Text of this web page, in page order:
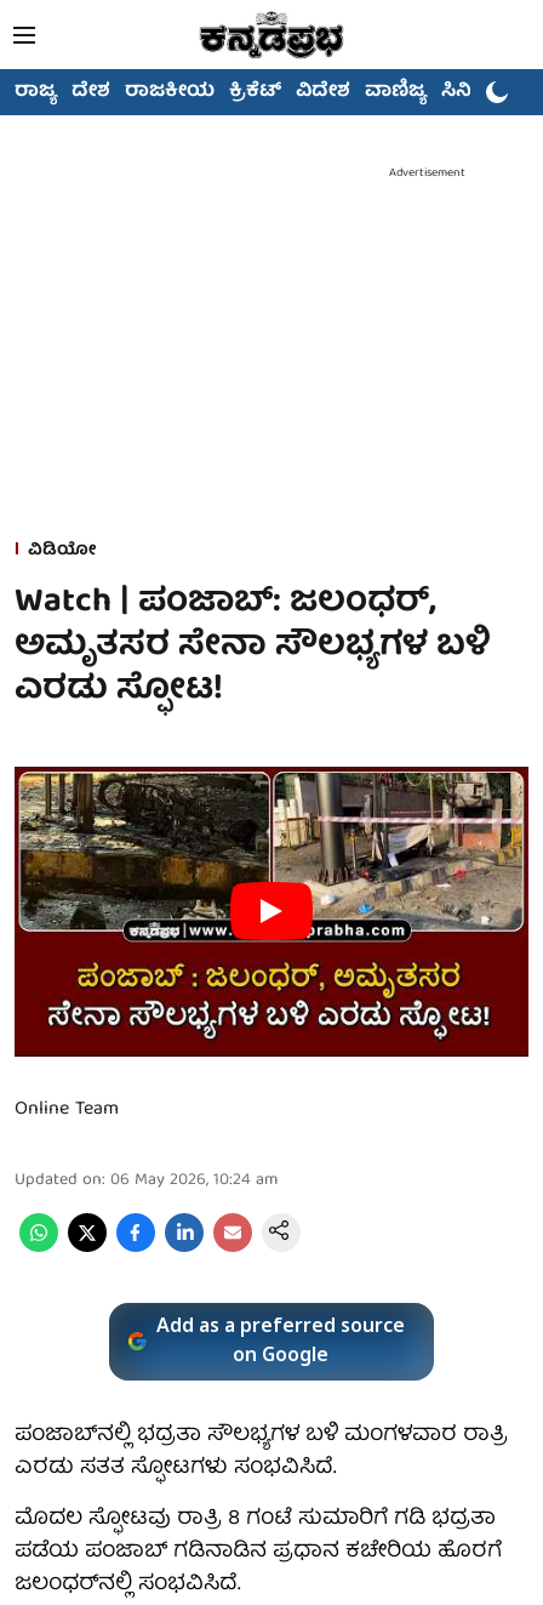
ರಾಜ್ಯ ದೇಶ ರಾಜಕೀಯ ಕ್ರಿಕೆಟ್ ವಿದೇಶ ವಾಣಿಜ್ಯ ಸಿನಿಮಾ
Advertisement
ವಿಡಿಯೋ
Watch | ಪಂಜಾಬ್‌: ಜಲಂಧರ್,
ಅಮೃತಸರ ಸೇನಾ ಸೌಲಭ್ಯಗಳ ಬಳಿ
ಎರಡು ಸ್ಫೋಟ!
Online Team
Updated on: 06 May 2026, 10:24 am
Add as a preferred source
on Google
ಪಂಜಾಬ್‌ನಲ್ಲಿ ಭದ್ರತಾ ಸೌಲಭ್ಯಗಳ ಬಳಿ ಮಂಗಳವಾರ ರಾತ್ರಿ
ಎರಡು ಸತತ ಸ್ಫೋಟಗಳು ಸಂಭವಿಸಿದೆ.
ಮೊದಲ ಸ್ಫೋಟವು ರಾತ್ರಿ 8 ಗಂಟೆ ಸುಮಾರಿಗೆ ಗಡಿ ಭದ್ರತಾ
ಪಡೆಯ ಪಂಜಾಬ್ ಗಡಿನಾಡಿನ ಪ್ರಧಾನ ಕಚೇರಿಯ ಹೊರಗೆ
ಜಲಂಧರ್‌ನಲ್ಲಿ ಸಂಭವಿಸಿದೆ.